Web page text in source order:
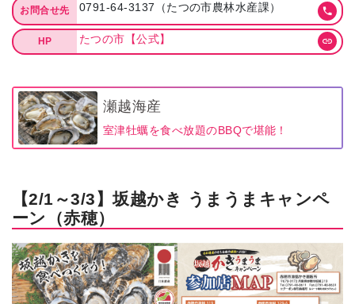
お問合せ先 0791-64-3137（たつの市農林水産課）
HP たつの市【公式】
瀬越海産
室津牡蠣を食べ放題のBBQで堪能！
【2/1～3/3】坂越かき うまうまキャンペ
ーン（赤穂）